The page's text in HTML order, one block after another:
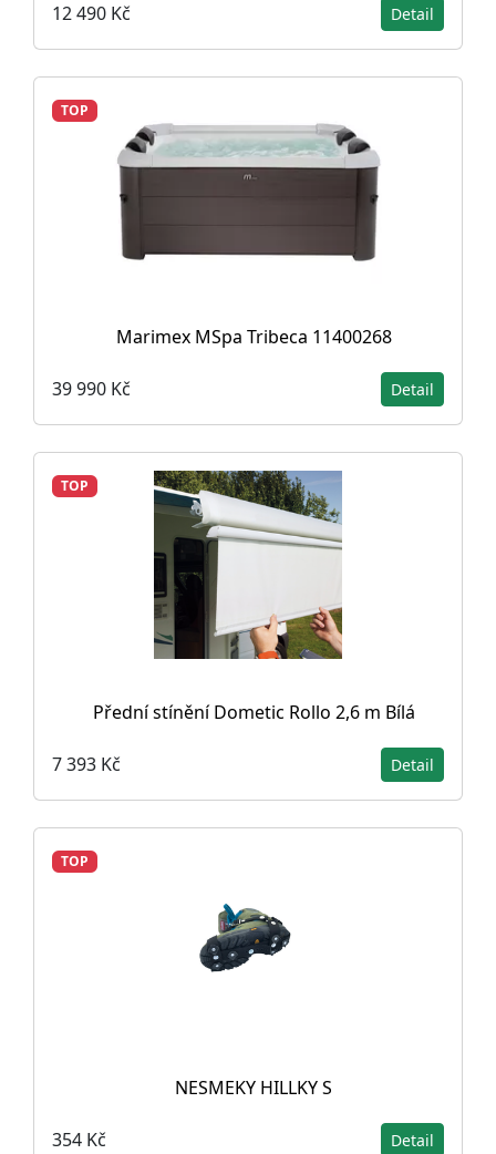
12 490 Kč Detail
TOP
Marimex MSpa Tribeca 11400268
39 990 Kč Detail
TOP
Přední stínění Dometic Rollo 2,6 m Bílá
7 393 Kč Detail
TOP
NESMEKY HILLKY S
354 Kč Detail